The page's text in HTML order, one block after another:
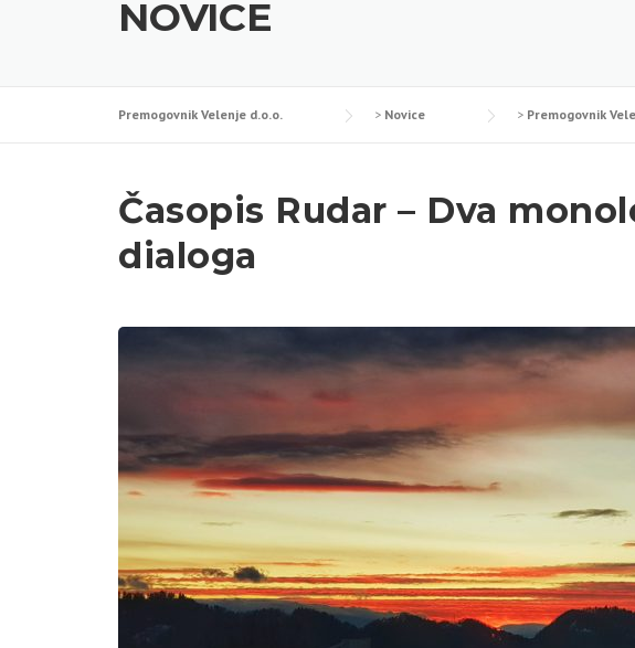
NOVICE
Premogovnik Velenje d.o.o. > Novice > Premogovnik
Časopis Rudar – Dva
dialoga